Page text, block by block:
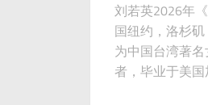
刘若英2026年
国纽约，洛杉
为中国台湾著
者，毕业于美